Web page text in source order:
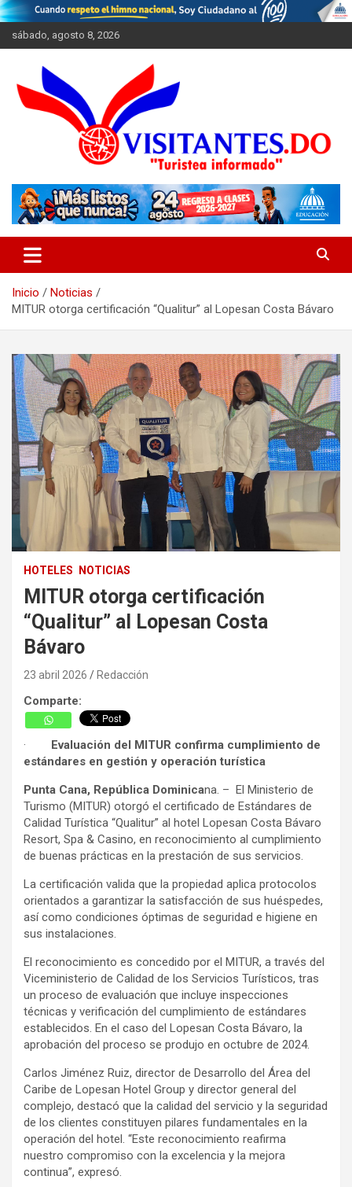
Saltar
al
contenido
sábado, agosto 8, 2026
Visitantes
Inicio
Noticias
MITUR otorga certificación “Qualitur” al Lopesan Costa Bávaro
HOTELES NOTICIAS
MITUR otorga certificación
“Qualitur” al Lopesan Costa
Bávaro
23 abril 2026 Redacción
Comparte:
· Evaluación del MITUR confirma cumplimiento de
estándares en gestión y operación turística
Punta Cana, República Dominicana. – El Ministerio de
Turismo (MITUR) otorgó el certificado de Estándares de
Calidad Turística “Qualitur” al hotel Lopesan Costa Bávaro
Resort, Spa & Casino, en reconocimiento al cumplimiento
de buenas prácticas en la prestación de sus servicios.
La certificación valida que la propiedad aplica protocolos
orientados a garantizar la satisfacción de sus huéspedes,
así como condiciones óptimas de seguridad e higiene en
sus instalaciones.
El reconocimiento es concedido por el MITUR, a través del
Viceministerio de Calidad de los Servicios Turísticos, tras
un proceso de evaluación que incluye inspecciones
técnicas y verificación del cumplimiento de estándares
establecidos. En el caso del Lopesan Costa Bávaro, la
aprobación del proceso se produjo en octubre de 2024.
Carlos Jiménez Ruiz, director de Desarrollo del Área del
Caribe de Lopesan Hotel Group y director general del
complejo, destacó que la calidad del servicio y la seguridad
de los clientes constituyen pilares fundamentales en la
operación del hotel. “Este reconocimiento reafirma
nuestro compromiso con la excelencia y la mejora
continua”, expresó.